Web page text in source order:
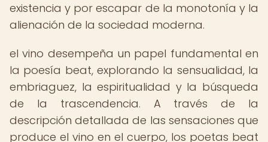
existencia y por escapar de la monotonía y la
alienación de la sociedad moderna.
el vino desempeña un papel fundamental en
la poesía beat, explorando la sensualidad, la
embriaguez, la espiritualidad y la búsqueda
de la trascendencia. A través de la
descripción detallada de las sensaciones que
produce el vino en el cuerpo, los poetas beat